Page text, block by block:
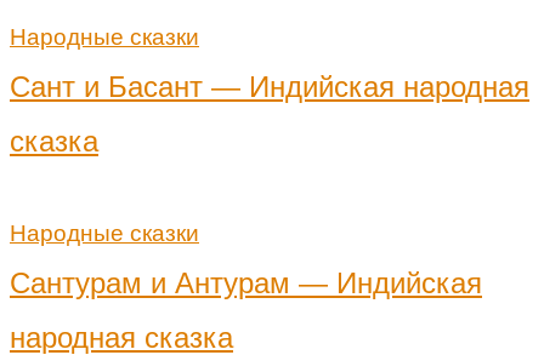
Народные сказки
Сант и Басант — Индийская народная
сказка
Народные сказки
Сантурам и Антурам — Индийская
народная сказка